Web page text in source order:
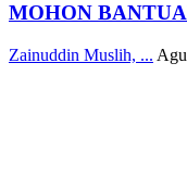
MOHON
Zainuddin Muslih, ...